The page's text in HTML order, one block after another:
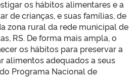
os hábitos alimentares e a
de crianças, e suas famílias, de
zona rural da rede municipal de
RS. De forma mais ampla, o
os hábitos para preservar a
alimentos adequados a seus
Programa Nacional de